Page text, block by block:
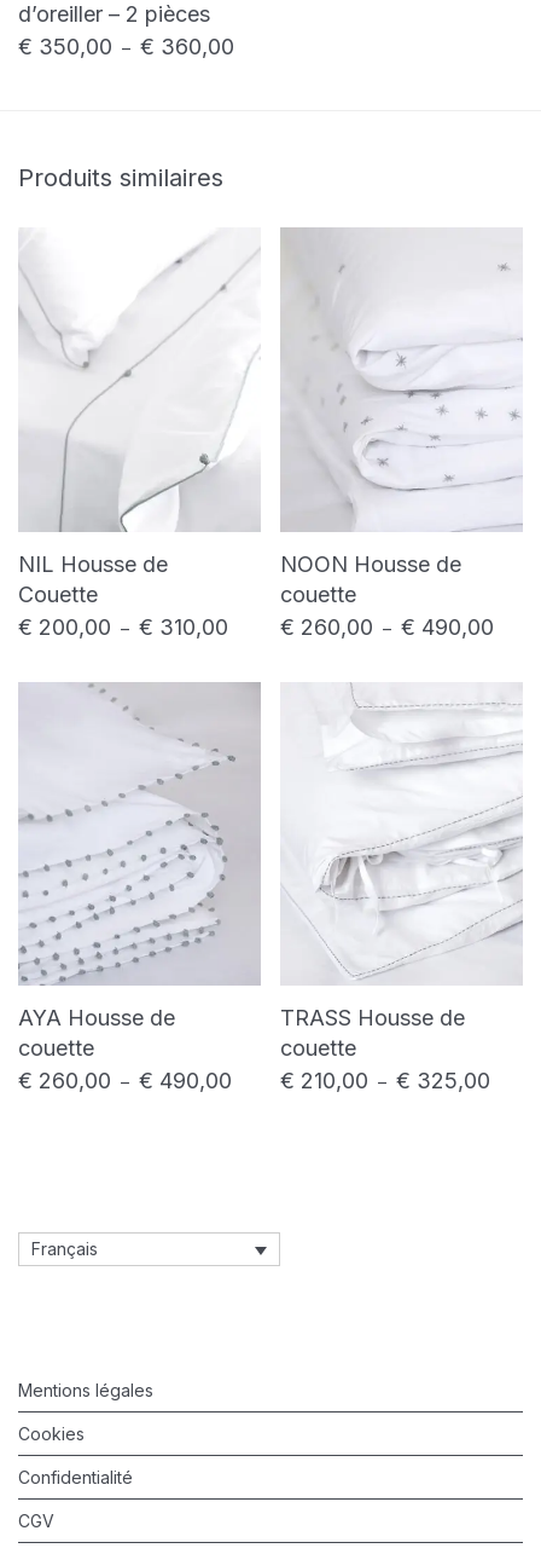
d’oreiller – 2 pièces
€ 350,00 – € 360,00
Produits similaires
NIL Housse de
Couette
€ 200,00 – € 310,00 Plage de prix : € 200,00 à € 310,00
NOON Housse de
couette
€ 260,00 – € 490,00
AYA Housse de
couette
€ 260,00 – € 490,00 Plage de prix : € 260,00 à € 490,00
TRASS Housse de
couette
€ 210,00 – € 325,00
Français
Mentions légales
Cookies
Confidentialité
CGV